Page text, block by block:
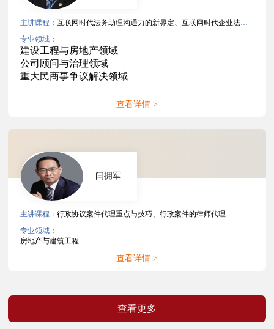
主讲课程：互联网时代法务助理沟通力的新界定、互联网时代企业法务沟通力
专业领域：
建设工程与房地产领域
公司顾问与治理领域
重大民商事争议解决领域
查看详情 >
主讲课程：行政协议案件代理重点与技巧、行政案件的律师代理
专业领域：
房地产与建筑工程
查看详情 >
闫拥军
查看更多